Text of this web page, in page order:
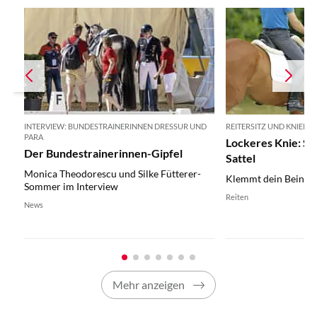
INTERVIEW: BUNDESTRAINERINNEN DRESSUR UND
PARA
Der Bundestrainerinnen-Gipfel
Monica Theodorescu und Silke Fütterer-
Sommer im Interview
News
REITERSITZ UND
Lockeres Knie:
Sattel
Klemmt dein Bein?
Reiten
Mehr anzeigen